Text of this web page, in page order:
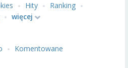
Hity
Ranking
więcej
Komentowane